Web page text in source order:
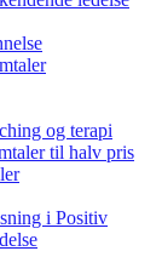
og terapi
til halv pris
i Positiv